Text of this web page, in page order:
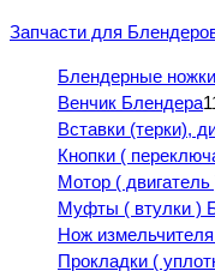
Запчасти для
Блендерные ножки
Венчик Блендера
Вставки (терки),
Кнопки (
Мотор (
Муфты ( втулки )
Нож
Прокладки (